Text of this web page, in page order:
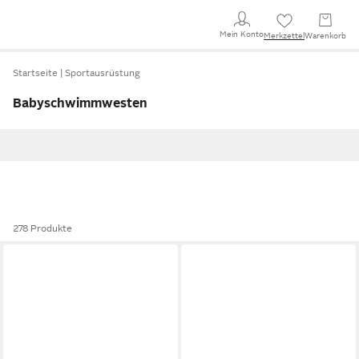
Mein KontoMerkzettel Warenkorb
Startseite Sportausrüstung
Babyschwimmwesten
278 Produkte